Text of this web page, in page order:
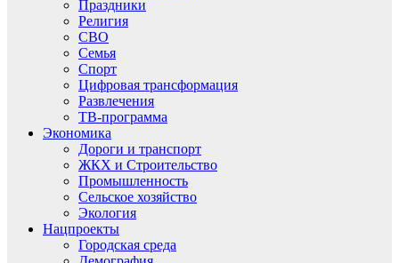
Праздники
Религия
СВО
Семья
Спорт
Цифровая трансформация
Развлечения
ТВ-программа
Экономика
Дороги и транспорт
ЖКХ и Строительство
Промышленность
Сельское хозяйство
Экология
Нацпроекты
Городская среда